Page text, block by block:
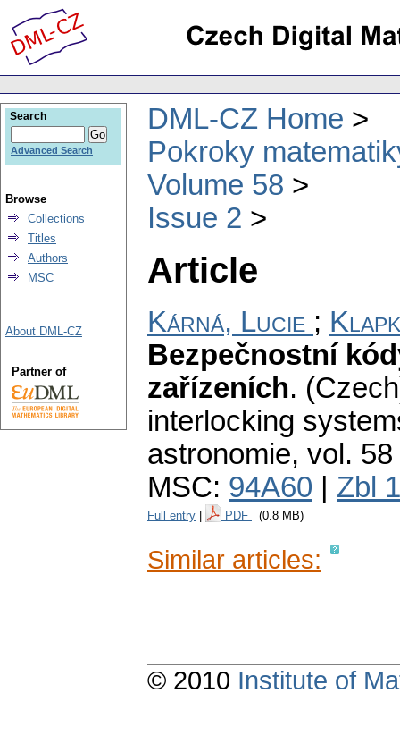
DML-CZ Home
Pokroky
Volume 58
Issue 2
Article
Kárná, Lucie ;
Bezpečnostní
zařízeních.
interlocking
astronomie, vol.
MSC: 94A60 Zbl
Full entry PDF (0.8 MB)
Similar articles:
Search
Advanced Search
Browse
Collections
Titles
Authors
MSC
About DML-CZ
Partner of
© 2010 Institute of